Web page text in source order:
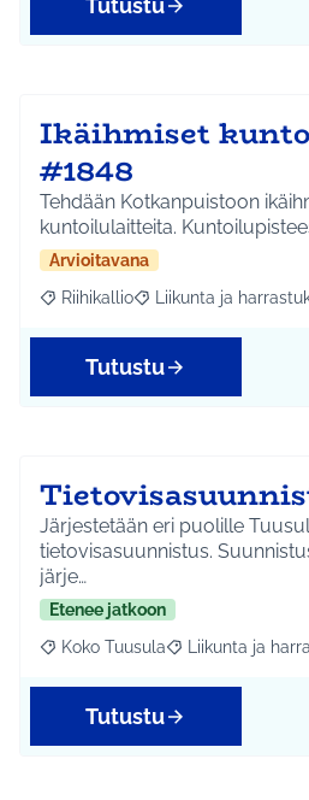
Tutustu
Ikäihmiset
#1848
Tehdään Kotkanpuistoon
kuntoilulaitteita.
Arvioitavana
Rajaa tulokset aihepiirin mukaan:
Riihikallio Rajaa tulokset
Liikunta ja
Tutustu
Järjestetään eri puolille
tietovisasuunnistus.
järje…
Etenee jatkoon
Rajaa tulokset aihepiirin mukaan:
Koko Tuusula Rajaa tulokset
Liikunta ja
Tutustu